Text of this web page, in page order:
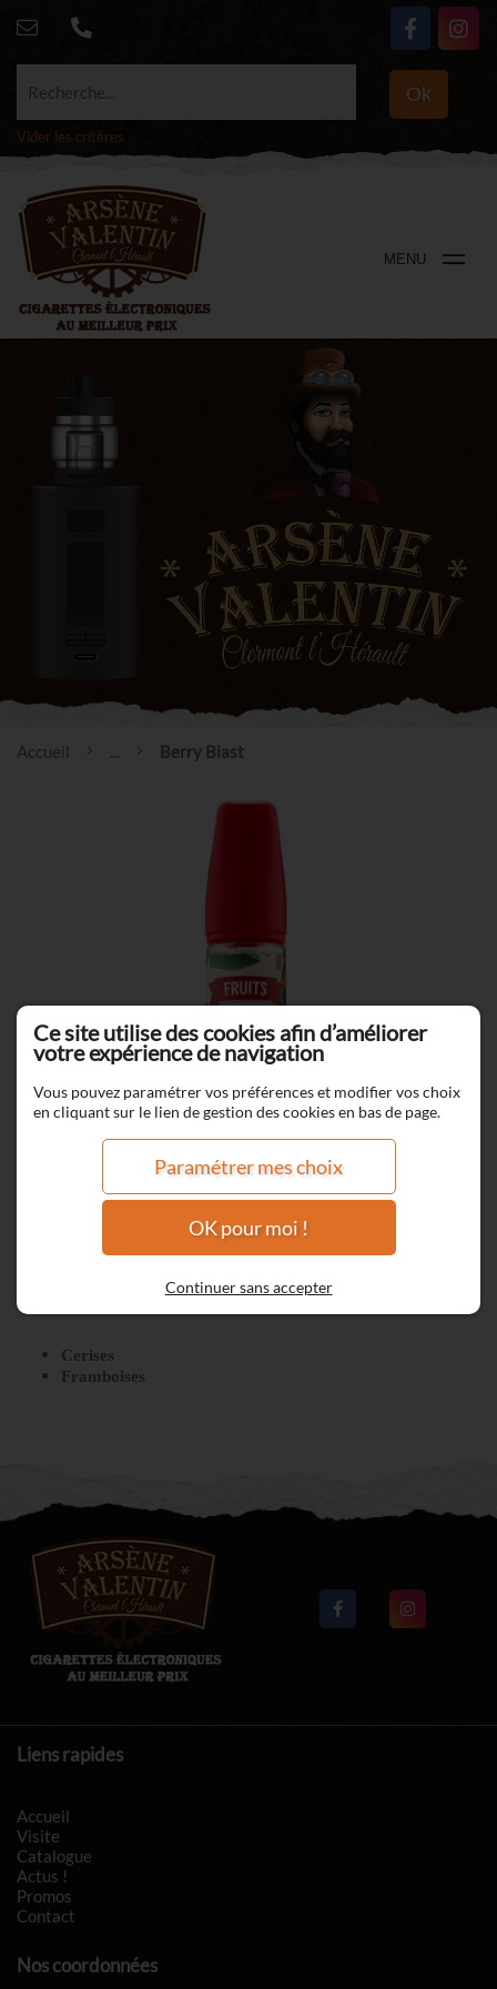
Recherche... Ok
Vider les critères
MENU
Accueil ... Berry Blast
Cerises
Framboises
Liens rapides
Accueil
Visite
Catalogue
Actus !
Promos
Contact
Nos coordonnées
Ce site utilise des cookies afin d’améliorer
votre expérience de navigation
Vous pouvez paramétrer vos préférences et modifier vos choix
en cliquant sur le lien de gestion des cookies en bas de page.
Paramétrer mes choix
OK pour moi !
Continuer sans accepter